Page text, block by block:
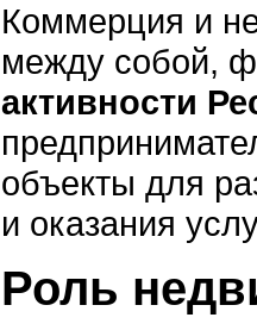
Коммерция и
между собой,
активности
объекты для
и оказания
Роль